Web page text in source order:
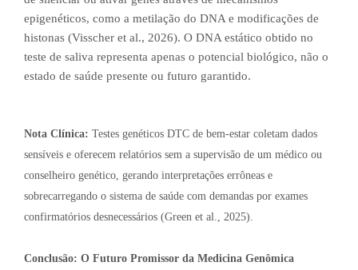
epigenéticos, como a metilação do DNA e modificações de
histonas (Visscher et al., 2026). O DNA estático obtido no
teste de saliva representa apenas o potencial biológico, não o
estado de saúde presente ou futuro garantido.
Nota Clínica: Testes genéticos DTC de bem-estar coletam dados
sensíveis e oferecem relatórios sem a supervisão de um médico ou
conselheiro genético, gerando interpretações errôneas e
sobrecarregando o sistema de saúde com demandas por exames
confirmatórios desnecessários (Green et al., 2025).
Conclusão: O Futuro Promissor da Medicina Genômica